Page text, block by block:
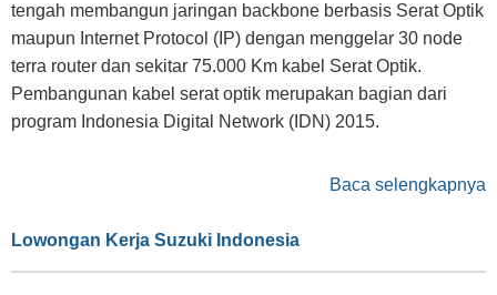
tengah membangun jaringan backbone berbasis Serat Optik
maupun Internet Protocol (IP) dengan menggelar 30 node
terra router dan sekitar 75.000 Km kabel Serat Optik.
Pembangunan kabel serat optik merupakan bagian dari
program Indonesia Digital Network (IDN) 2015.
Baca selengkapnya
Lowongan Kerja Suzuki Indonesia